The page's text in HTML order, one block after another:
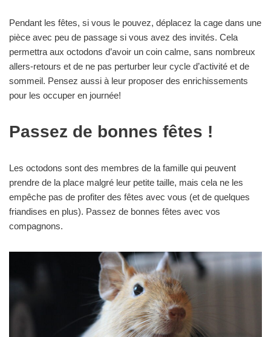
Pendant les fêtes, si vous le pouvez, déplacez la cage dans une
pièce avec peu de passage si vous avez des invités. Cela
permettra aux octodons d’avoir un coin calme, sans nombreux
allers-retours et de ne pas perturber leur cycle d’activité et de
sommeil. Pensez aussi à leur proposer des enrichissements
pour les occuper en journée!
Passez de bonnes fêtes !
Les octodons sont des membres de la famille qui peuvent
prendre de la place malgré leur petite taille, mais cela ne les
empêche pas de profiter des fêtes avec vous (et de quelques
friandises en plus). Passez de bonnes fêtes avec vos
compagnons.